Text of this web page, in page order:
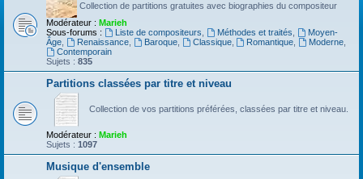
Collection de partitions gratuites avec biographies du compositeur
Modérateur : Marieh
Sous-forums :
Liste de compositeurs Méthodes et traités
Moyen-
Âge
Renaissance, Baroque, Classique, Romantique Moderne
Contemporain
Sujets : 835
Partitions classées par titre et niveau
Collection de vos partitions préférées, classées par titre et niveau.
Modérateur : Marieh
Sujets : 1097
Musique d'ensemble